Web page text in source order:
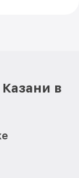
в